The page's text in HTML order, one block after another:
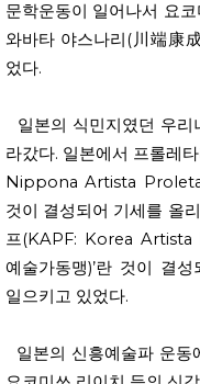
문학운동이 일어나서 요
와바타 야스나리(川端康
었다.
일본의 식민지였던 우
라갔다. 일본에서 프롤레
Nippona Artista Proleta
것이 결성되어 기세를 올
프(KAPF: Korea Artista
예술가동맹)’란 것이 결
일으키고 있었다.
일본의 신흥예술파 운동